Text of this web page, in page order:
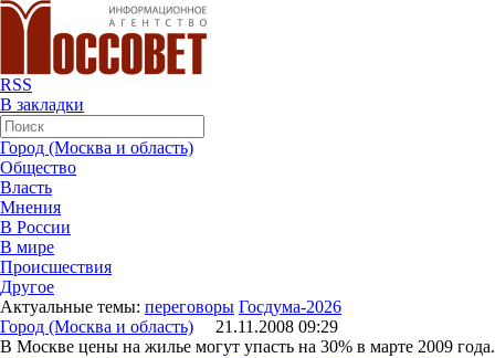
RSS
В закладки
Город (Москва и область)
Общество
Власть
Мнения
В России
В мире
Происшествия
Другое
Актуальные темы: переговоры Госдума-2026
Город (Москва и область) 21.11.2008 09:29
В Москве цены на жилье могут упасть на 30% в марте 2009 года.